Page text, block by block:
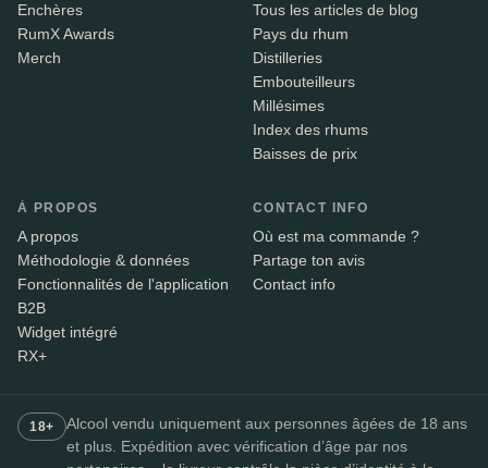
Enchères
RumX Awards
Merch
Tous les articles de blog
Pays du rhum
Distilleries
Embouteilleurs
Millésimes
Index des rhums
Baisses de prix
À PROPOS
A propos
Méthodologie & données
Fonctionnalités de l'application
B2B
Widget intégré
RX+
CONTACT INFO
Où est ma commande ?
Partage ton avis
Contact info
18+
Alcool vendu uniquement aux personnes âgées de 18 ans
et plus. Expédition avec vérification d’âge par nos